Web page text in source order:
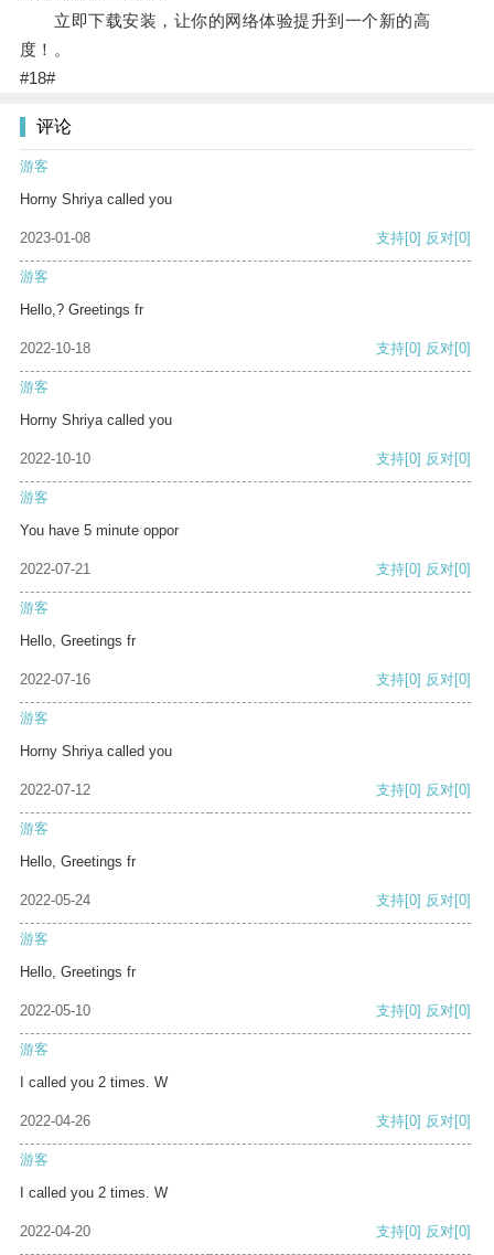
立即下载安装，让你的网络体验提升到一个新的高
度！。
#18#
评论
游客
Horny Shriya called you
2023-01-08 支持[0] 反对[0]
游客
Hello,? Greetings fr
2022-10-18 支持[0] 反对[0]
游客
Horny Shriya called you
2022-10-10 支持[0] 反对[0]
游客
You have 5 minute oppor
2022-07-21 支持[0] 反对[0]
游客
Hello, Greetings fr
2022-07-16 支持[0] 反对[0]
游客
Horny Shriya called you
2022-07-12 支持[0] 反对[0]
游客
Hello, Greetings fr
2022-05-24 支持[0] 反对[0]
游客
Hello, Greetings fr
2022-05-10 支持[0] 反对[0]
游客
I called you 2 times. W
2022-04-26 支持[0] 反对[0]
游客
I called you 2 times. W
2022-04-20 支持[0] 反对[0]